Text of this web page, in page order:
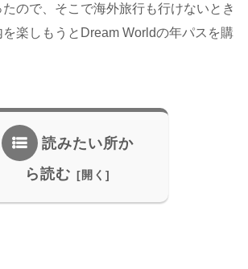
ので、そこで海外旅行も行けないとき
楽しもうとDream Worldの年パスを購
読みたい所か
ら読む